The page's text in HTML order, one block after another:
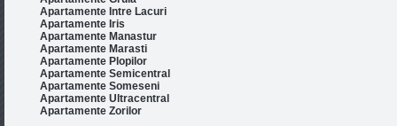
Apartamente Intre Lacuri
Apartamente Iris
Apartamente Manastur
Apartamente Marasti
Apartamente Plopilor
Apartamente Semicentral
Apartamente Someseni
Apartamente Ultracentral
Apartamente Zorilor